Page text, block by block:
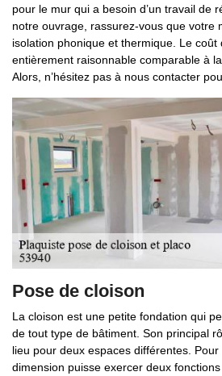
pour le mur qui a besoin d’un travail de
notre ouvrage, rassurez-vous que votre
isolation phonique et thermique. Le
entièrement raisonnable comparable à
Alors, n’hésitez pas à nous contacter
Pose de cloison
La cloison est une petite fondation qui
de tout type de bâtiment. Son principal
lieu pour deux espaces différentes. Pour
dimension puisse exercer deux